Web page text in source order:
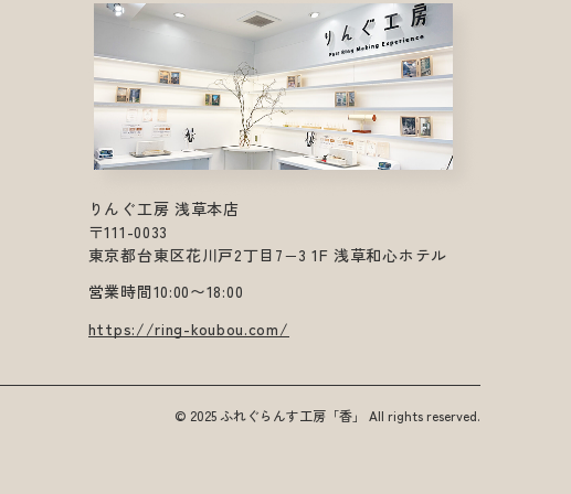
りんぐ工房 浅草本店
〒111-0033
東京都台東区花川戸2丁目7−3 1F 浅草和心ホテル
営業時間10:00〜18:00
https://ring-koubou.com/
© 2025 ふれぐらんす工房「香」 All rights reserved.